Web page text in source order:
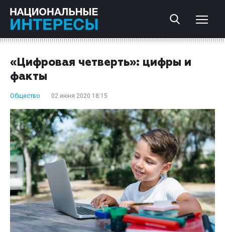
«Цифровая четверть»: цифры и
факты
Общество 02 июня 2020 18:15